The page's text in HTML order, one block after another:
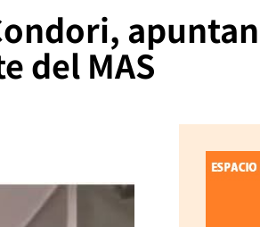
del MAS